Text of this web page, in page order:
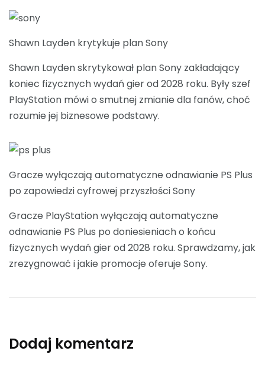
Shawn Layden krytykuje plan Sony
Shawn Layden skrytykował plan Sony zakładający
koniec fizycznych wydań gier od 2028 roku. Były szef
PlayStation mówi o smutnej zmianie dla fanów, choć
rozumie jej biznesowe podstawy.
Gracze wyłączają automatyczne odnawianie PS Plus
po zapowiedzi cyfrowej przyszłości Sony
Gracze PlayStation wyłączają automatyczne
odnawianie PS Plus po doniesieniach o końcu
fizycznych wydań gier od 2028 roku. Sprawdzamy, jak
zrezygnować i jakie promocje oferuje Sony.
Dodaj komentarz